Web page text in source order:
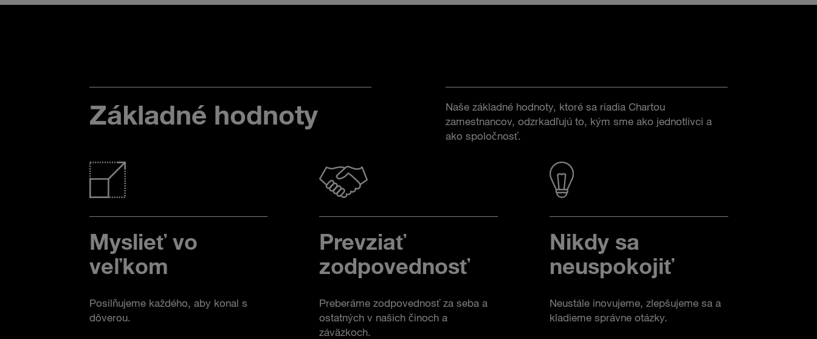
Základné hodnoty
Naše základné hodnoty, ktoré sa riadia Chartou
zamestnancov, odzrkadľujú to, kým sme ako jednotlivci a
ako spoločnosť.
Myslieť vo
veľkom
Posilňujeme každého, aby konal s
dôverou.
Prevziať
zodpovednosť
Preberáme zodpovednosť za seba a
ostatných v našich činoch a
záväzkoch.
Nikdy sa
neuspokojiť
Neustále inovujeme, zlepšujeme sa a
kladieme správne otázky.